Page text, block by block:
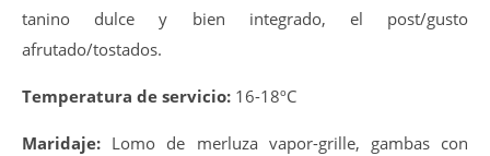
tanino dulce y bien integrado, el post/gusto
afrutado/tostados.
Temperatura de servicio: 16-18ºC
Maridaje: Lomo de merluza vapor-grille, gambas con